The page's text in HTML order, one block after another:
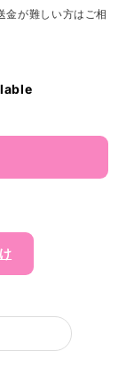
金が難しい方はご相